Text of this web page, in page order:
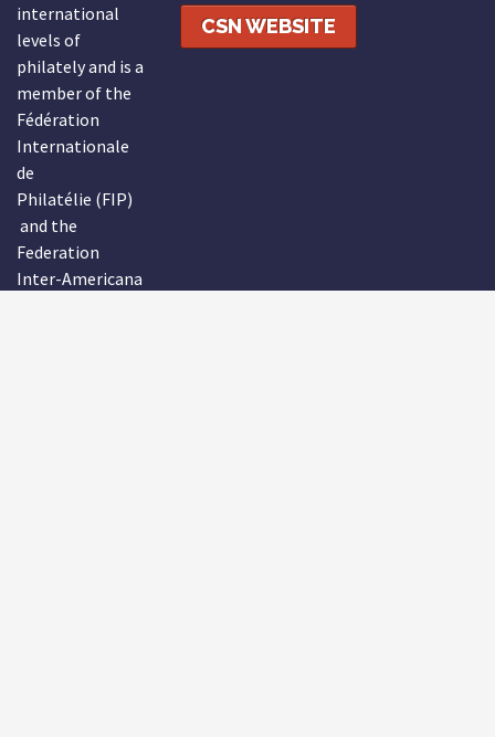
international
levels of
philately and is a
member of the
Fédération
Internationale
de
Philatélie (FIP)
and the
Federation
Inter-Americana
CSN WEBSITE